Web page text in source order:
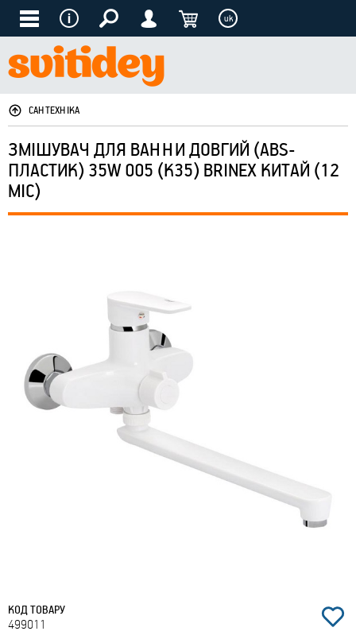
uk
САНТЕХНІКА
ЗМІШУВАЧ ДЛЯ ВАННИ ДОВГИЙ (ABS-
ПЛАСТИК) 35W 005 (K35) BRINEX КИТАЙ (12
МІС)
КОД ТОВАРУ
499011